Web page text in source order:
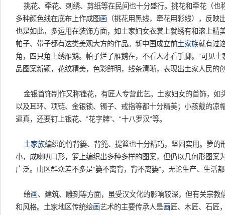
挑花、牵花、刺绣、剪纸等在民间也十分盛行。挑花和牵花（也
多种颜色线在底布上作成图画 （挑花用黑线，牵花用彩线），反映
也是如此，多运用在装饰方面，如土家妇女衣裳上就绣有和滚上精
帕子、带子都有这类美观大方的作品。新中国成立前土家族就有过
角，四只角上绣雁鹅。帕子烂了雁鹅在，不看人才看手脚。”可见
品图案新颖，花纹精美，色彩鲜明，线条清晰，表现出土家人民的
金银首饰制作又称锉花，有匠人专营此艺。土家妇女的首饰，如
以及耳环、项链、金银锁、镯子、戒指等都十分精美；小孩戴的凉
逼真，还要钉上银花、“花字牌”、“十八罗汉”等。
土家族编织的竹背篓、背篼、提篮也十分精巧，坚固实用。箩的
小，成喇叭口形，箩上编织出多种多样的图案，但仍以几何形图案
广泛。山区群众差不多是“篓不离背，背不离篓”，无论生产、生活
绘画、建筑、雕刻等方面，虽受汉文化的影响较深，但有关宗教
和风格。土家地区传统绘画艺术的主要传承人是画 匠、木匠、石匠